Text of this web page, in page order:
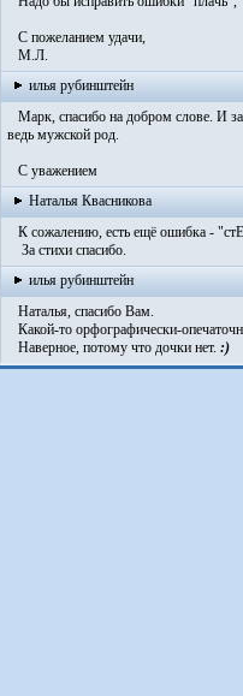
С пожеланием удачи,
М.Л.
илья рубинштейн
Марк, спасибо на добром слове. И
ведь мужской род.
С уважением
Наталья Квасникова
К сожалению, есть ещё ошибка -
За стихи спасибо.
илья рубинштейн
Наталья, спасибо Вам.
Какой-то орфографически-
Наверное, потому что дочки нет. :)